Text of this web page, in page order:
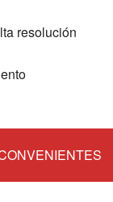
resolución